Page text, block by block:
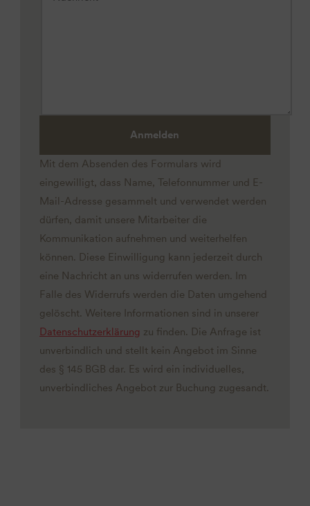
Anmelden
Mit dem Absenden des Formulars wird
eingewilligt, dass Name, Telefonnummer und E-
Mail-Adresse gesammelt und verwendet werden
dürfen, damit unsere Mitarbeiter die
Kommunikation aufnehmen und weiterhelfen
können. Diese Einwilligung kann jederzeit durch
eine Nachricht an uns widerrufen werden. Im
Falle des Widerrufs werden die Daten umgehend
gelöscht. Weitere Informationen sind in unserer
Datenschutzerklärung zu finden. Die Anfrage ist
unverbindlich und stellt kein Angebot im Sinne
des § 145 BGB dar. Es wird ein individuelles,
unverbindliches Angebot zur Buchung zugesandt.